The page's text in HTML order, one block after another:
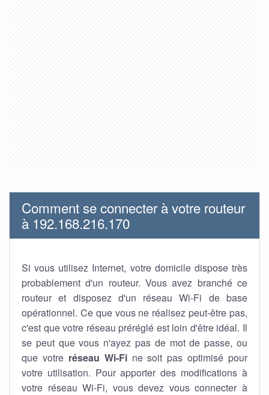
Comment se connecter à votre routeur
à 192.168.216.170
Si vous utilisez Internet, votre domicile dispose très
probablement d'un routeur. Vous avez branché ce
routeur et disposez d'un réseau Wi-Fi de base
opérationnel. Ce que vous ne réalisez peut-être pas,
c'est que votre réseau préréglé est loin d'être idéal. Il
se peut que vous n'ayez pas de mot de passe, ou
que votre réseau Wi-Fine soit pas optimisé pour
votre utilisation. Pour apporter des modifications à
votre réseau Wi-Fi, vous devez vous connecter à